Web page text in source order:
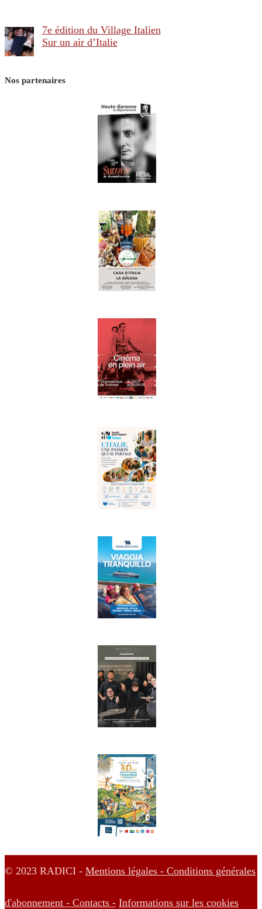
7e édition du Village Italien
Sur un air d’Italie
Nos partenaires
© 2023 RADICI - Mentions légales - Conditions générales
d'abonnement - Contacts - Informations sur les cookies